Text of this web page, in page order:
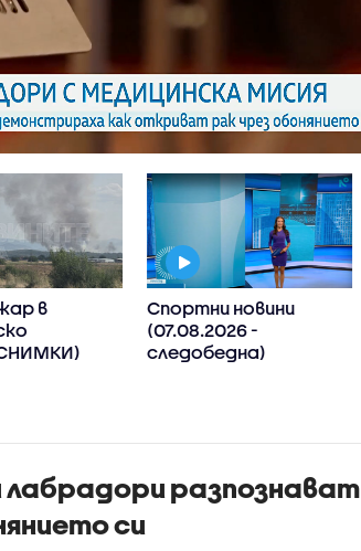
в
Спортни новини
(07.08.2026 -
следобедна)
разпознават
си